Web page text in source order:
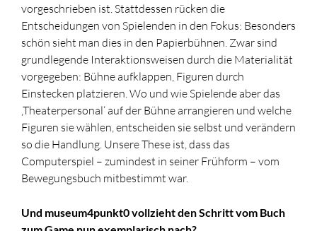
vorgeschrieben ist. Stattdessen rücken die
Entscheidungen von Spielenden in den Fokus: Besonders
schön sieht man dies in den Papierbühnen. Zwar sind
grundlegende Interaktionsweisen durch die Materialität
vorgegeben: Bühne aufklappen, Figuren durch
Einstecken platzieren. Wo und wie Spielende aber das
‚Theaterpersonal‘ auf der Bühne arrangieren und welche
Figuren sie wählen, entscheiden sie selbst und verändern
so die Handlung. Unsere These ist, dass das
Computerspiel – zumindest in seiner Frühform – vom
Bewegungsbuch mitbestimmt war.
Und museum4punkt0 vollzieht den Schritt vom Buch